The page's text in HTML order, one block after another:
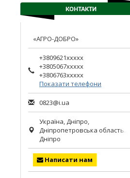
КОНТАКТИ
«АГРО-ДОБРО»
+3809621xxxxx
+3805067xxxxx
+3806763xxxxx
Показати телефони
0823@i.ua
Україна,Дніпро,
Дніпропетровська область.
Дніпро
Написати нам